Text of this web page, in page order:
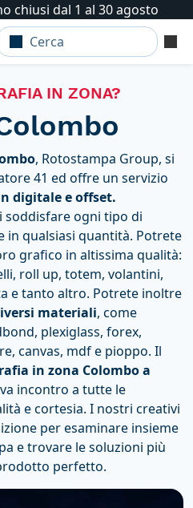
chiusi dal 1 al 30 agosto
IN ZONA?
, Rotostampa Group, si
41 ed offre un servizio
digitale e offset.
soddisfare ogni tipo di
qualsiasi quantità. Potrete
grafico in altissima qualità:
roll up, totem, volantini,
e tanto altro. Potrete inoltre
materiali, come
plexiglass, forex,
canvas, mdf e pioppo. Il
in zona Colombo a
incontro a tutte le
e cortesia. I nostri creativi
per esaminare insieme
e trovare le soluzioni più
perfetto.